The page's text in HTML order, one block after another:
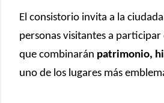
El consistorio invita a la
personas visitantes a participar
que combinarán patrimonio,
uno de los lugares más